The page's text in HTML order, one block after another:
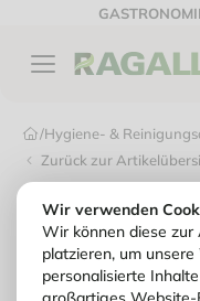
Wir verwenden
Wir können diese zur
platzieren, um
personalisierte
/Hygiene- &
Zurück zur